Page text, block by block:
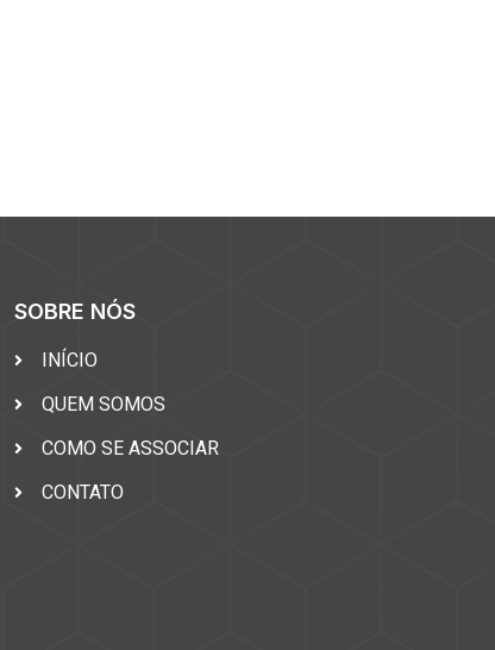
SOBRE NÓS
INÍCIO
QUEM SOMOS
COMO SE ASSOCIAR
CONTATO